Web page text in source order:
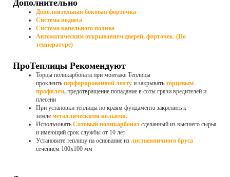
Дополнительно
Дополнительная боковая форточка
Система подвеса
Система капельного полива
Автоматическим открыванием дверей, форточек. (По
температуре)
ПроТеплицы Рекомендуют
Торцы поликарбоната при монтаже Теплицы
проклеить перфорированной ленту и закрывать торцевым
профилем, предотвращение попадание в соты грязи вредителей и
плесени
При установки теплицы по краям фундамента закрепить к
земле металлическими кольями.
Использовать Сотовый поликарбонат сделанный из высшего сырья
и имеющий срок службы от 10 лет
Установите теплицу на основание из лиственничного бруса
сечением 100х100 мм